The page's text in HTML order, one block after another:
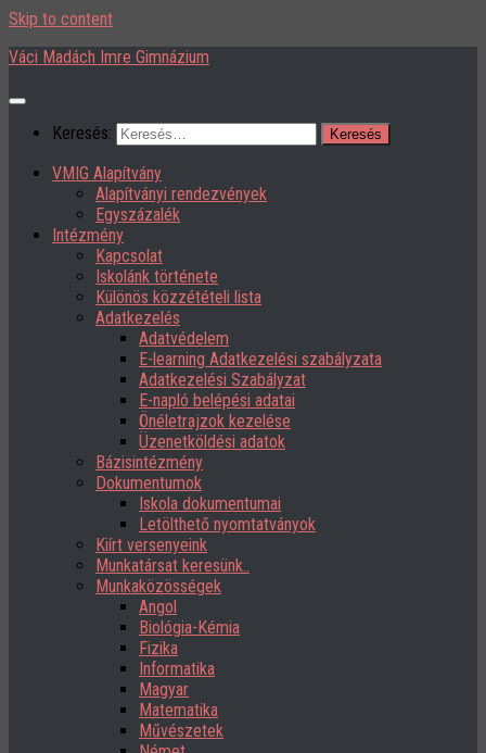
Skip to content
Váci Madách Imre Gimnázium
Keresés:
VMIG Alapítvány
Alapítványi rendezvények
Egyszázalék
Intézmény
Kapcsolat
Iskolánk története
Különös közzétételi lista
Adatkezelés
Adatvédelem
E-learning Adatkezelési szabályzata
Adatkezelési Szabályzat
E-napló belépési adatai
Önéletrajzok kezelése
Üzenetköldési adatok
Bázisintézmény
Dokumentumok
Iskola dokumentumai
Letölthető nyomtatványok
Kiírt versenyeink
Munkatársat keresünk..
Munkaközösségek
Angol
Biológia-Kémia
Fizika
Informatika
Magyar
Matematika
Művészetek